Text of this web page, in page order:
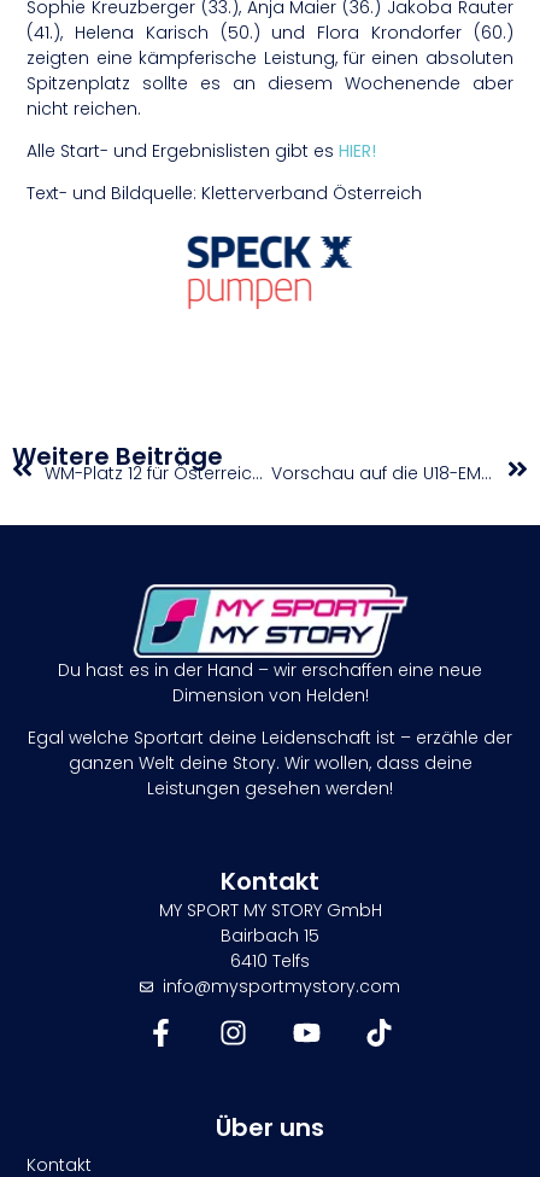
Sophie Kreuzberger (33.), Anja Maier (36.) Jakoba Rauter
(41.), Helena Karisch (50.) und Flora Krondorfer (60.)
zeigten eine kämpferische Leistung, für einen absoluten
Spitzenplatz sollte es an diesem Wochenende aber
nicht reichen.
Alle Start- und Ergebnislisten gibt esHIER!
Text- und Bildquelle: Kletterverband Österreich
Weitere Beiträge WM-Platz 12 für Österreichs Team Vorschau auf die U18-EM in Banská Bystrica
Du hast es in der Hand – wir erschaffen eine neue
Dimension von Helden!
Egal welche Sportart deine Leidenschaft ist – erzähle der
ganzen Welt deine Story. Wir wollen, dass deine
Leistungen gesehen werden!
Kontakt
MY SPORT MY STORY GmbH
Bairbach 15
6410 Telfs
info@mysportmystory.com
Über uns
Kontakt